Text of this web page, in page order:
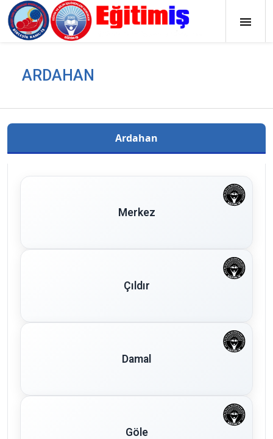
ARDAHAN
Ardahan
Merkez
Çıldır
Damal
Göle